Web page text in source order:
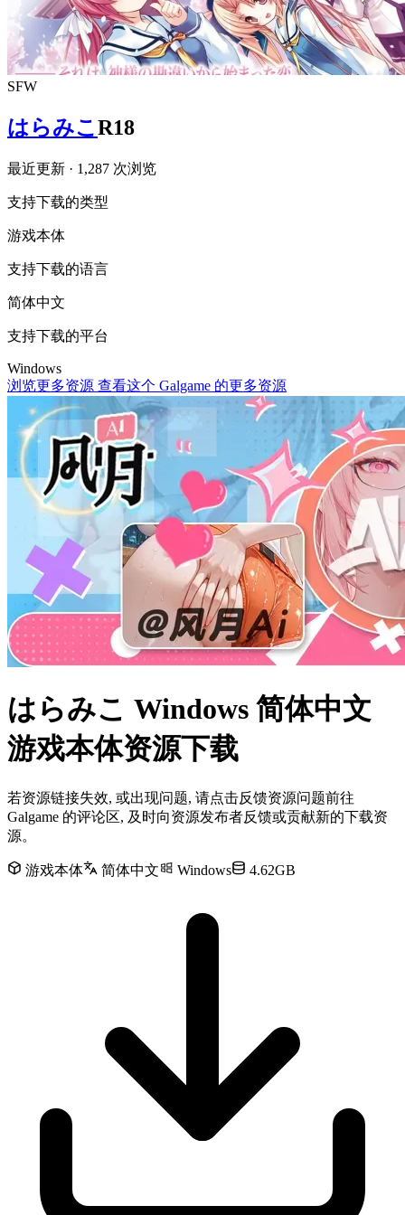
SFW
はらみこR18
最近更新 · 1,287 次浏览
支持下载的类型
游戏本体
支持下载的语言
简体中文
支持下载的平台
Windows
浏览更多资源 查看这个 Galgame 的更多资源
はらみこ Windows 简体中文
游戏本体资源下载
若资源链接失效, 或出现问题, 请点击反馈资源问题前往
Galgame 的评论区, 及时向资源发布者反馈或贡献新的下载资
源。
游戏本体 简体中文 Windows 4.62GB